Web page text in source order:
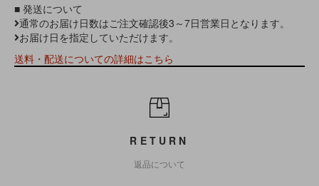
■ 発送について
通常のお届け日数はご注文確認後3～7日営業日となります。
お届け日を指定していただけます。
送料・配送についての詳細はこちら
RETURN
返品について